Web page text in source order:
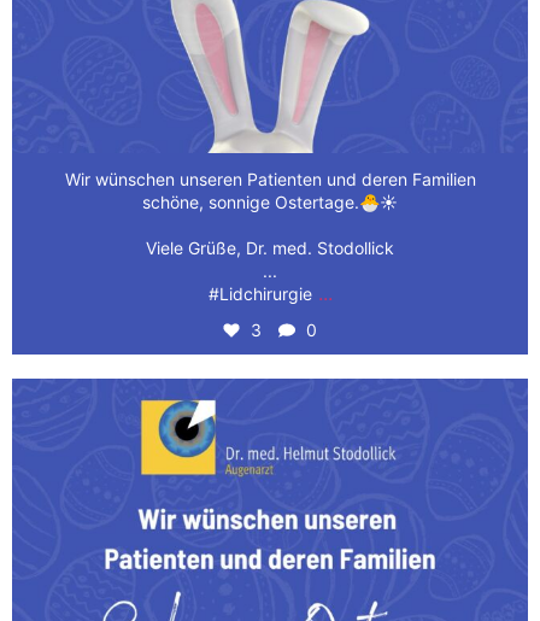
Wir wünschen unseren Patienten und deren Familien
schöne, sonnige Ostertage.🐣☀️
Viele Grüße, Dr. med. Stodollick
...
#Lidchirurgie ...
3 0
Wir wünschen unseren Patienten und deren Familien